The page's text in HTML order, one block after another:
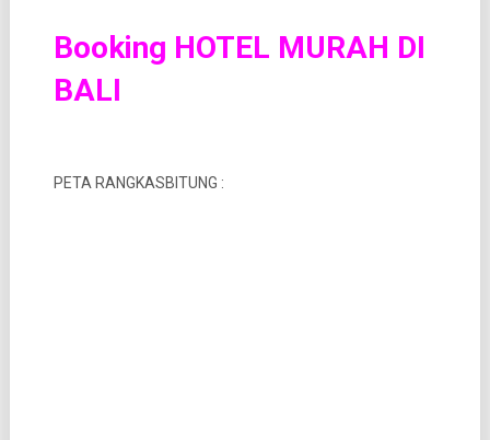
Booking HOTEL MURAH DI
BALI
PETA RANGKASBITUNG :